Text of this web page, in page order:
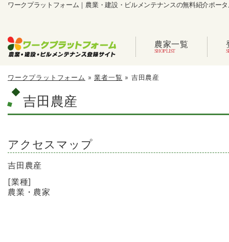
ワークプラットフォーム｜農業・建設・ビルメンテナンスの無料紹介ポー
農家一覧
ワークプラットフォーム »業者一覧 » 吉田農産
吉田農産
アクセスマップ
吉田農産
[業種]
農業・農家